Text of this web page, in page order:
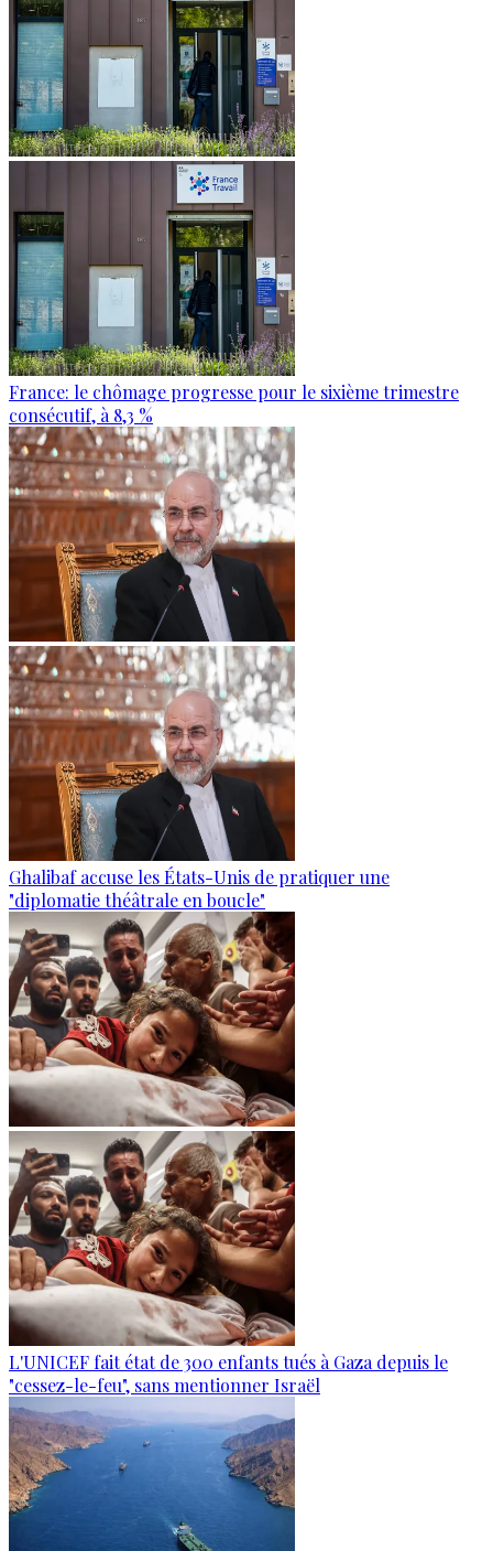
France: le chômage progresse pour le sixième trimestre
consécutif, à 8,3 %
Ghalibaf accuse les États-Unis de pratiquer une
"diplomatie théâtrale en boucle"
L'UNICEF fait état de 300 enfants tués à Gaza depuis le
"cessez-le-feu", sans mentionner Israël